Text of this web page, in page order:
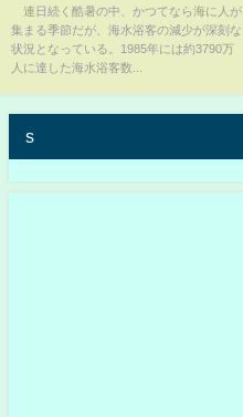
客さんは来ない」海離れが加速
したのはなぜか(ABEMA TIMES)
連日続く酷暑の中、かつてなら海に人が
集まる季節だが、海水浴客の減少が深刻な
状況となっている。1985年には約3790万
人に達した海水浴客数...
s